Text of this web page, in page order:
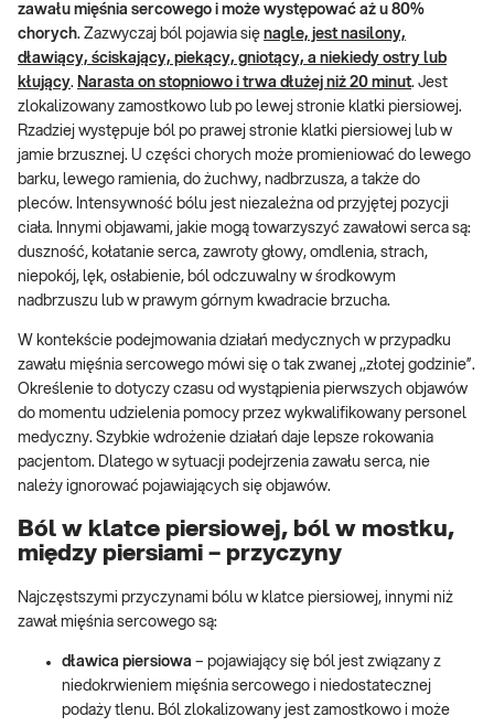
zawału mięśnia sercowego i może występować aż u 80%
chorych. Zazwyczaj ból pojawia się nagle, jest nasilony,
dławiący, ściskający, piekący, gniotący, a niekiedy ostry lub
kłujący. Narasta on stopniowo i trwa dłużej niż 20 minut. Jest
zlokalizowany zamostkowo lub po lewej stronie klatki piersiowej.
Rzadziej występuje ból po prawej stronie klatki piersiowej lub w
jamie brzusznej. U części chorych może promieniować do lewego
barku, lewego ramienia, do żuchwy, nadbrzusza, a także do
pleców. Intensywność bólu jest niezależna od przyjętej pozycji
ciała. Innymi objawami, jakie mogą towarzyszyć zawałowi serca są:
duszność, kołatanie serca, zawroty głowy, omdlenia, strach,
niepokój, lęk, osłabienie, ból odczuwalny w środkowym
nadbrzuszu lub w prawym górnym kwadracie brzucha.
W kontekście podejmowania działań medycznych w przypadku
zawału mięśnia sercowego mówi się o tak zwanej ,,złotej godzinie”.
Określenie to dotyczy czasu od wystąpienia pierwszych objawów
do momentu udzielenia pomocy przez wykwalifikowany personel
medyczny. Szybkie wdrożenie działań daje lepsze rokowania
pacjentom. Dlatego w sytuacji podejrzenia zawału serca, nie
należy ignorować pojawiających się objawów.
Ból w klatce piersiowej, ból w mostku,
między piersiami – przyczyny
Najczęstszymi przyczynami bólu w klatce piersiowej, innymi niż
zawał mięśnia sercowego są:
dławica piersiowa – pojawiający się ból jest związany z
niedokrwieniem mięśnia sercowego i niedostatecznej
podaży tlenu. Ból zlokalizowany jest zamostkowo i może